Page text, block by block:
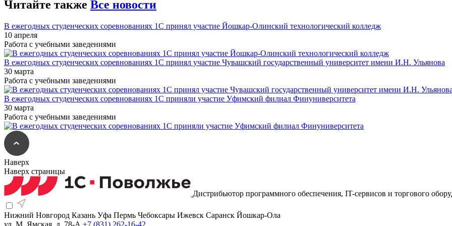
Читайте также Все новости
В ежегодных студенческих соревнованиях 1С принял участие Йошкар-Олинский технологический колледж
10 апреля
Работа с учебными заведениями
В ежегодных студенческих соревнованиях 1С принял участие Чувашский государственный университет имени И.Н. Ульянова
30 марта
Работа с учебными заведениями
В ежегодных студенческих соревнованиях 1С приняли участие Уфимский филиал Финуниверситета
30 марта
Работа с учебными заведениями
Наверх
Наверх страницы
Дистрибьютор программного обеспечения, IT-сервисов и торгового
Нижний Новгород Казань Уфа Пермь Чебоксары Ижевск Саранск Йошкар-Ола